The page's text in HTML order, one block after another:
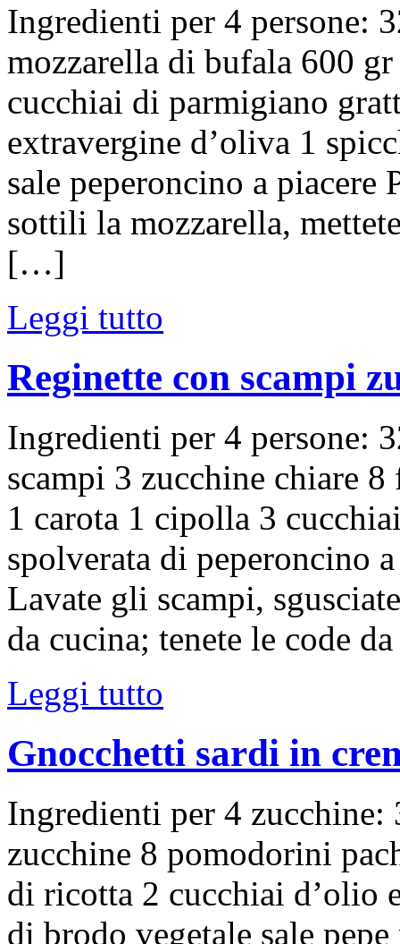
Ingredienti per 4 persone:
mozzarella di bufala 600
cucchiai di parmigiano
extravergine d’oliva 1
sale peperoncino a piacere
sottili la mozzarella,
[…]
Leggi tutto
Reginette con scampi
Ingredienti per 4 persone:
scampi 3 zucchine chiare
1 carota 1 cipolla 3
spolverata di peperoncino
Lavate gli scampi,
da cucina; tenete le code
Leggi tutto
Gnocchetti sardi in
Ingredienti per 4
zucchine 8 pomodorini
di ricotta 2 cucchiai d’olio
di brodo vegetale sale